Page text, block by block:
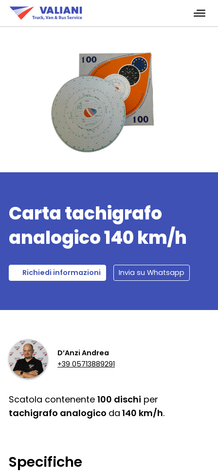
Carta tachigrafo
analogico 140 km/h
Richiedi informazioni Invia su Whatsapp
D’Anzi Andrea
+39 05713889291
Scatola contenente 100 dischi per
tachigrafo analogico da 140 km/h.
Specifiche